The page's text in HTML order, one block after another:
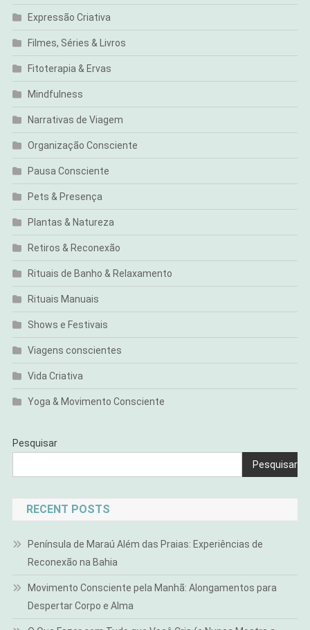
Expressão Criativa
Filmes, Séries & Livros
Fitoterapia & Ervas
Mindfulness
Narrativas de Viagem
Organização Consciente
Pausa Consciente
Pets & Presença
Plantas & Natureza
Retiros & Reconexão
Rituais de Banho & Relaxamento
Rituais Manuais
Shows e Festivais
Viagens conscientes
Vida Criativa
Yoga & Movimento Consciente
Pesquisar
Pesquisar
RECENT POSTS
Península de Maraú Além das Praias: Experiências de
Reconexão na Bahia
Movimento Consciente pela Manhã: Alongamentos para
Despertar Corpo e Alma